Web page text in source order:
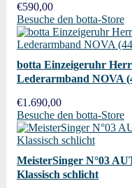
€590,00
Besuche den botta-Store
botta Einzeigeruhr
Lederarmband NOVA
€1.690,00
Besuche den botta-Store
MeisterSinger N°03
Klassisch schlicht